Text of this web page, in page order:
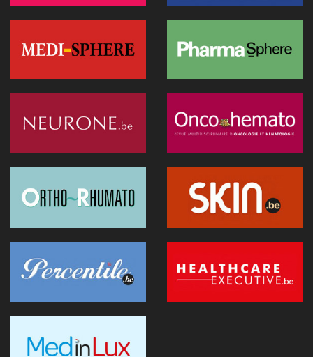
fait son entrée au CNP Saint-Martin
01 juillet 2026 - 13:12
La Commission européenne appelle la Belgique à accélérer le
28 juin 2026 - 13:40
dentistes sans suppléments BIM
Canicule : un hôpital flamand contraint de reporter des
Recip-e veut devenir l'interlocuteur des prestataires dans la
e-santé
Les exosquelettes arrivent en consultation : ce que les
24 juin 2026 - 09:32